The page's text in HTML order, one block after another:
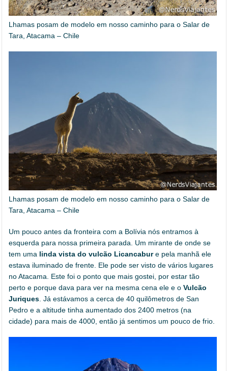
Lhamas posam de modelo em nosso caminho para o Salar de
Tara, Atacama – Chile
Lhamas posam de modelo em nosso caminho para o Salar de
Tara, Atacama – Chile
Um pouco antes da fronteira com a Bolívia nós entramos à
esquerda para nossa primeira parada. Um mirante de onde se
tem uma linda vista do vulcão Licancabure pela manhã ele
estava iluminado de frente. Ele pode ser visto de vários lugares
no Atacama. Este foi o ponto que mais gostei, por estar tão
perto e porque dava para ver na mesma cena ele e o Vulcão
Juriques . Já estávamos a cerca de 40 quilômetros de San
Pedro e a altitude tinha aumentado dos 2400 metros (na
cidade) para mais de 4000, então já sentimos um pouco de frio.